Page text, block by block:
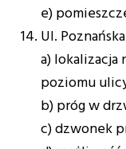
e)
Ul.
a) lokalizacja
poziomu
b) próg w
c) dzwonek